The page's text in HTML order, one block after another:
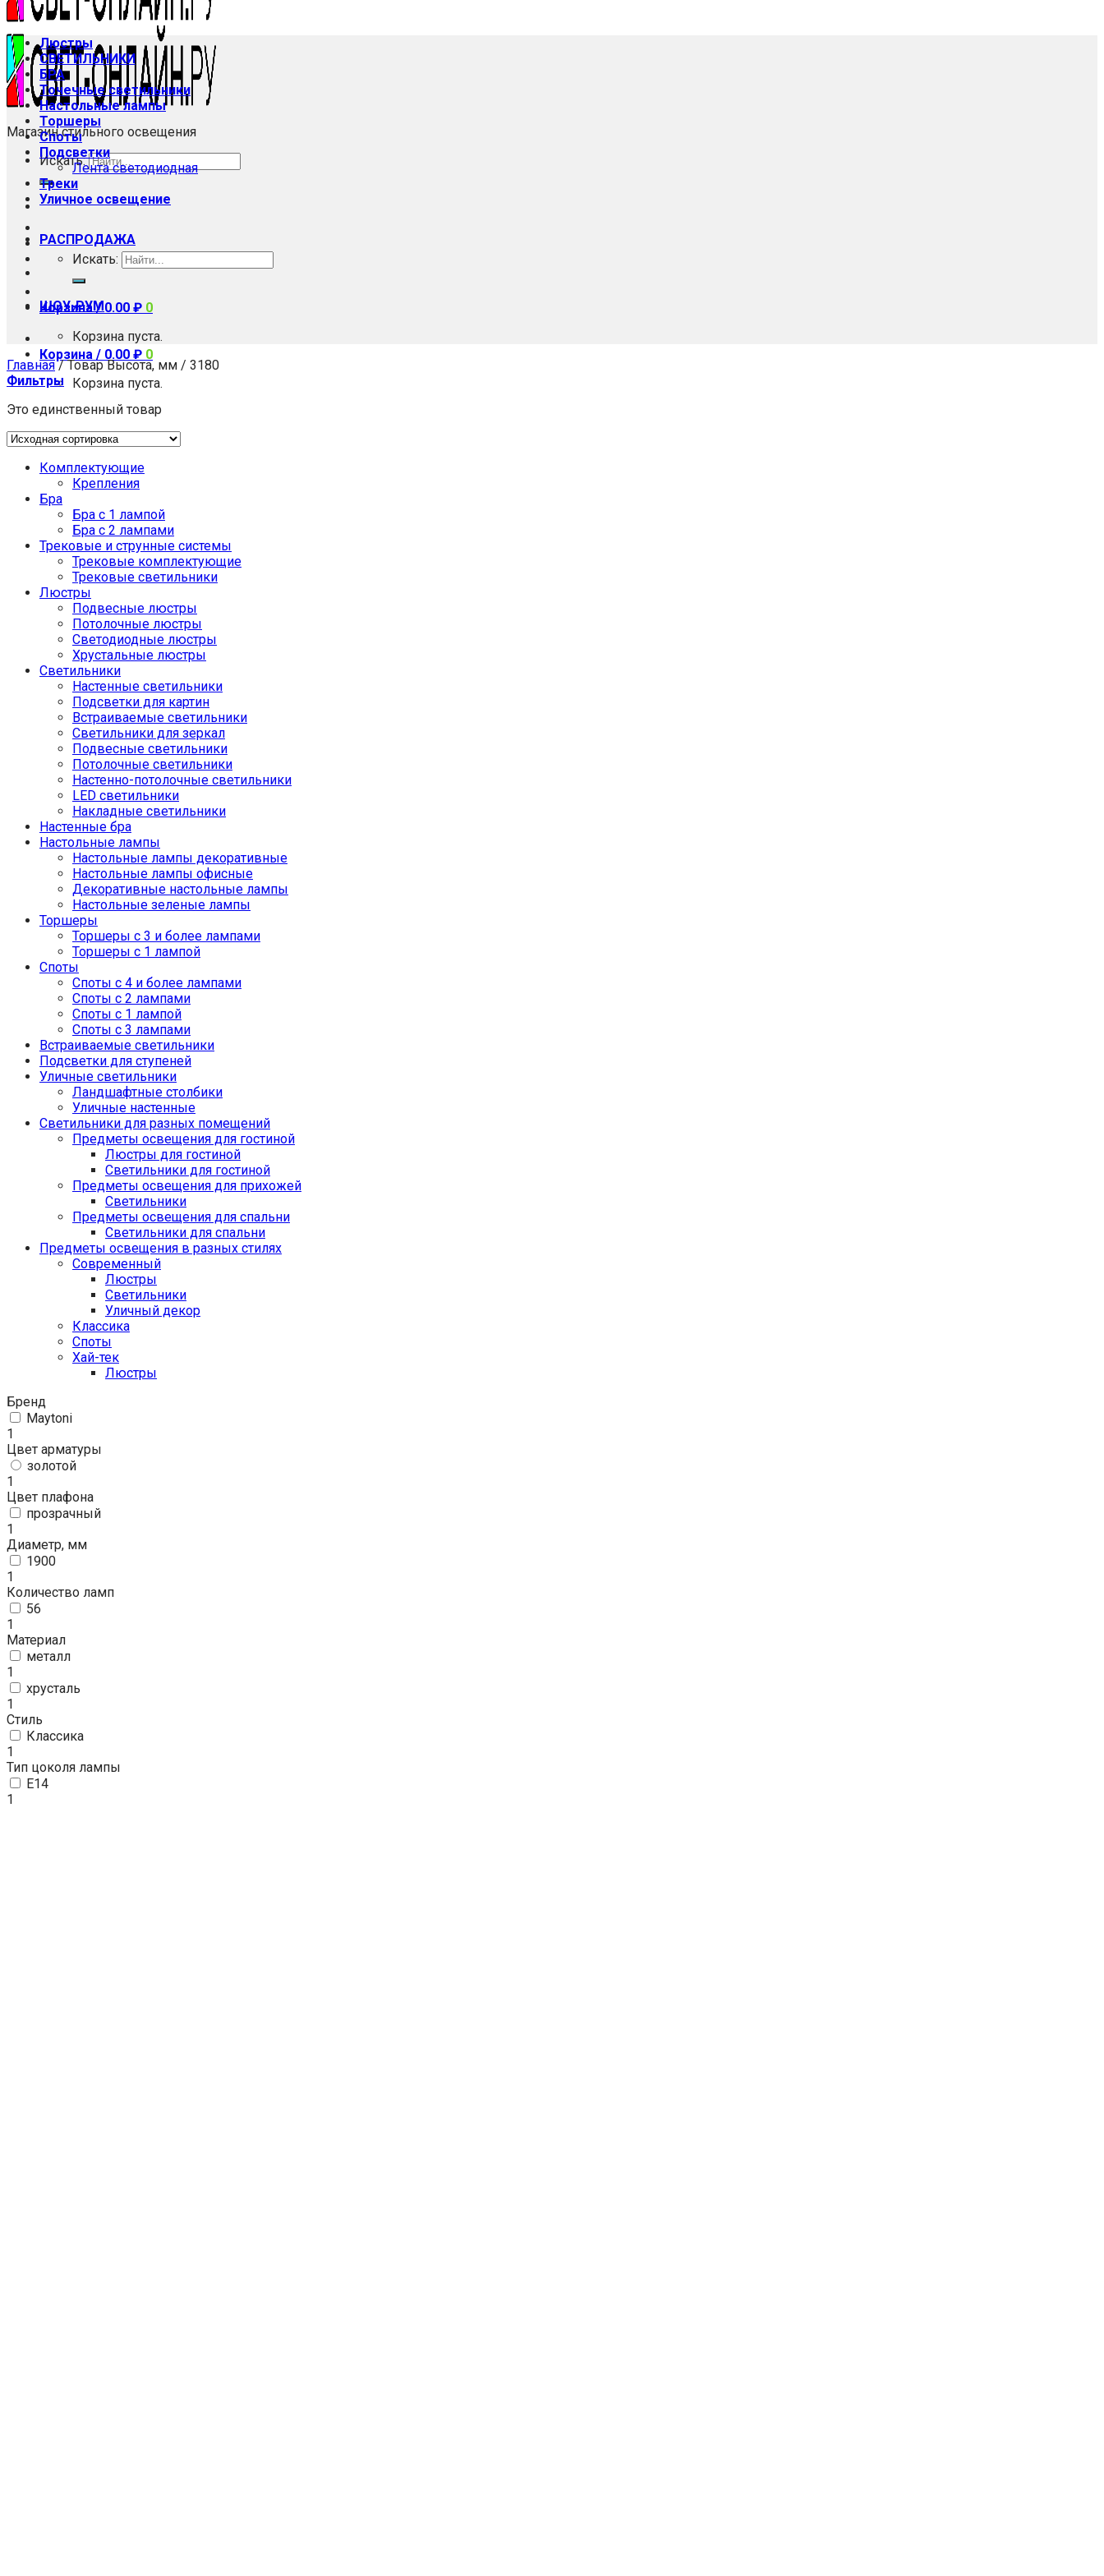
Магазин стильного освещения
Искать:
РАСПРОДАЖА
ШОУ-РУМ
Корзина / 0.00 ₽ 0
Корзина пуста.
Люстры
СВЕТИЛЬНИКИ
БРА
Точечные светильники
Настольные лампы
Торшеры
Споты
Подсветки
Лента светодиодная
Треки
Уличное освещение
Искать:
Корзина /0.00 ₽ 0
Корзина пуста.
Главная /Товар Высота, мм / 3180
Фильтры
Это единственный товар
Комплектующие
Крепления
Бра
Бра с 1 лампой
Бра с 2 лампами
Трековые и струнные системы
Трековые комплектующие
Трековые светильники
Люстры
Подвесные люстры
Потолочные люстры
Светодиодные люстры
Хрустальные люстры
Светильники
Настенные светильники
Подсветки для картин
Встраиваемые светильники
Светильники для зеркал
Подвесные светильники
Потолочные светильники
Настенно-потолочные светильники
LED светильники
Накладные светильники
Настенные бра
Настольные лампы
Настольные лампы декоративные
Настольные лампы офисные
Декоративные настольные лампы
Настольные зеленые лампы
Торшеры
Торшеры с 3 и более лампами
Торшеры с 1 лампой
Споты
Споты с 4 и более лампами
Споты с 2 лампами
Споты с 1 лампой
Споты с 3 лампами
Встраиваемые светильники
Подсветки для ступеней
Уличные светильники
Ландшафтные столбики
Уличные настенные
Светильники для разных помещений
Предметы освещения для гостиной
Люстры для гостиной
Светильники для гостиной
Предметы освещения для прихожей
Светильники
Предметы освещения для спальни
Светильники для спальни
Предметы освещения в разных стилях
Cовременный
Люстры
Светильники
Уличный декор
Классика
Споты
Хай-тек
Люстры
Бренд
Maytoni
1
Цвет арматуры
золотой
1
Цвет плафона
прозрачный
1
Диаметр, мм
1900
1
Количество ламп
56
1
Материал
металл
1
хрусталь
1
Стиль
Классика
1
Тип цоколя лампы
E14
1